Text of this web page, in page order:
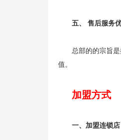
五、 售后服务
总部的的宗旨
值。
加盟方式
一、加盟连锁店